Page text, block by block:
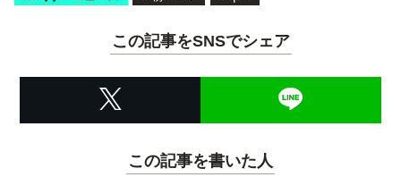
この記事をSNSでシェア
この記事を書いた人